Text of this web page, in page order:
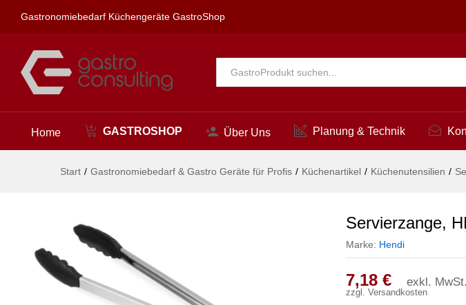
Gastronomiebedarf Küchengeräte GastroShop
Alle
Home GASTROSHOP Über Uns Planung & Technik
Start / Gastronomiebedarf & Gastro Geräte für Profis / Küchenartikel / Küchenutensilien /
Servierzange,
Marke: Hendi
7,18 € exkl. MwSt.
zzgl. Versandkosten
Beschreibung